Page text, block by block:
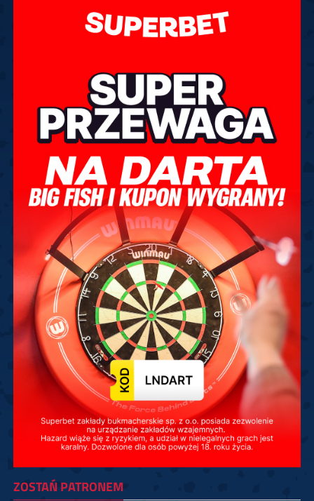
ZOSTAŃ PATRONEM